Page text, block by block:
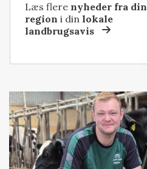
Læs flere nyheder fra din
region i dinlokale
landbrugsavis